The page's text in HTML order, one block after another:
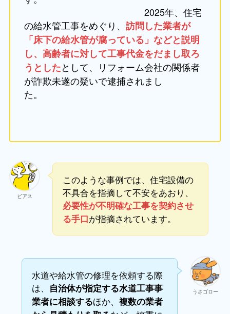
2025年、住宅
の給水管工事をめぐり、 訪問した業者が
「床下の給水管が腐っている」などと説明
し、高齢者に対して工事代金をだまし取ろ
うとしたとして、リフォーム会社の関係者
が詐欺未遂の疑いで逮捕されまし
た。
ビアス
このような事例では、住宅設備の
不具合を指摘して不安をあおり、
必要性が不明確な工事を契約させ
る手口が指摘されています。
うさゴロー
水道や給水管の修理を依頼する際
は、
自治体が指定する水道工事事
業者に相談するほか、 複数の業者